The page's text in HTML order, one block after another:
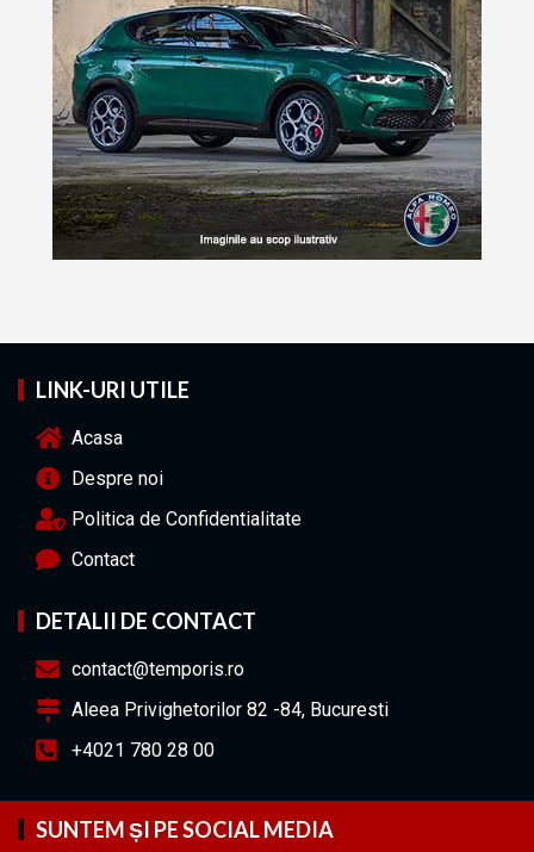
LINK-URI UTILE
Acasa
Despre noi
Politica de Confidentialitate
Contact
DETALII DE CONTACT
contact@temporis.ro
Aleea Privighetorilor 82 -84, Bucuresti
+4021 780 28 00
SUNTEM ȘI PE SOCIAL MEDIA